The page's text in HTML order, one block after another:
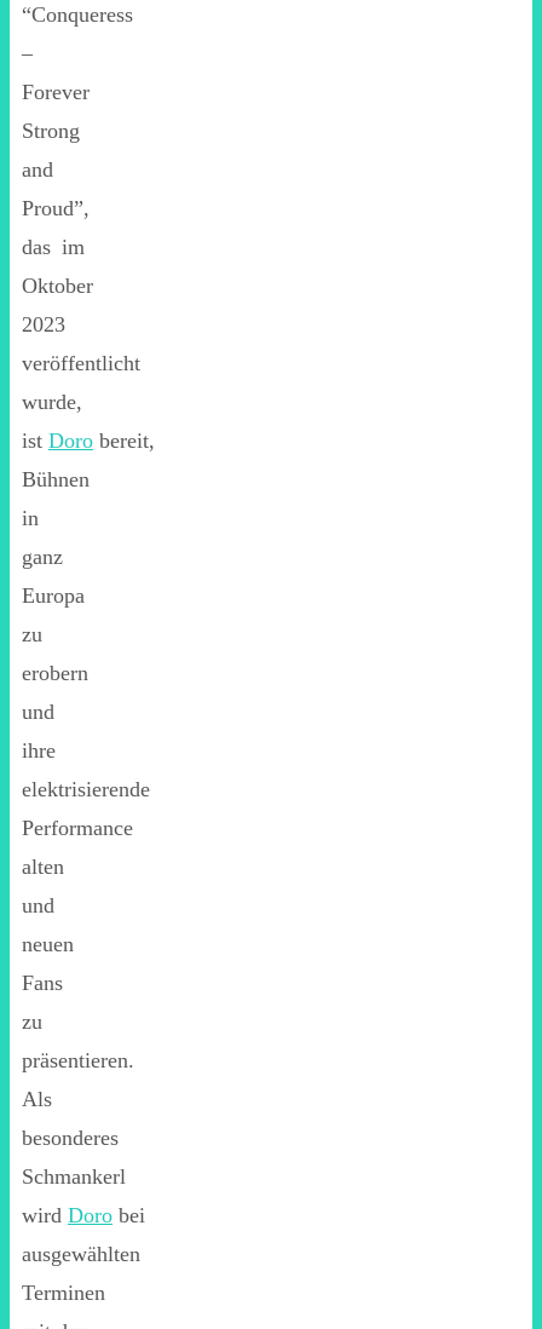
“Conqueress
–
Forever
Strong
and
Proud”,
das im
Oktober
2023
veröffentlicht
wurde,
ist Doro bereit,
Bühnen
in
ganz
Europa
zu
erobern
und
ihre
elektrisierende
Performance
alten
und
neuen
Fans
zu
präsentieren.
Als
besonderes
Schmankerl
wird Doro bei
ausgewählten
Terminen